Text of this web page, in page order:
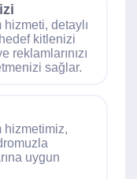
detaylı
kitlenizi
reklamlarınızı
sağlar.
hizmetimiz,
uygun